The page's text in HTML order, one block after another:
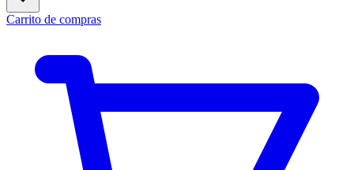
Carrito de compras